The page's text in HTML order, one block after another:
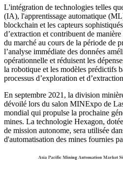
L'intégration de technologies telles
(IA), l'apprentissage automatique
blockchain et les capteurs
d’extraction et contribuent de
du marché au cours de la période de
l’analyse immédiate des données
opérationnelle et réduisent les
la robotique et les modèles prédictifs
processus d’exploration et
En septembre 2021, la division
dévoilé lors du salon MINExpo de
mondial qui propulse la prochaine
mines. La technologie Hexagon,
de mission autonome, sera utilisée
d'automatisation des mines fournies